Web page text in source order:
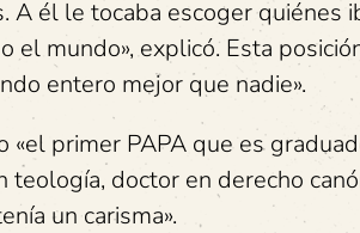
él le tocaba escoger quiénes
mundo», explicó. Esta
entero mejor que nadie».
primer PAPA que es
doctor en derecho
un carisma».